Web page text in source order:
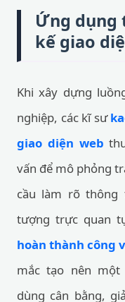
Ứng
kế giao
Khi xây dựng
nghiệp, các kĩ sư
giao diện web
vấn để mô phỏng
cầu làm rõ thông
tượng trực quan
hoàn thành công
mắc tạo nên
dùng cân bằng,